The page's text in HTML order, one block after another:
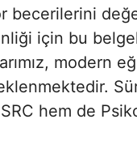
becerilerini
için bu
modern
hem de